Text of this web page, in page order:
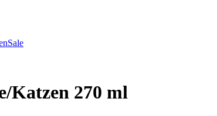
Sale
Katzen 270 ml